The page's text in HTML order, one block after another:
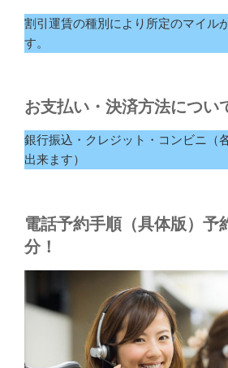
割引運賃の種別により所定のマイル
す。
お支払い・決済方法につい
銀行振込・クレジット・コンビニ（
出来ます）
電話予約手順（具体版）予
分！